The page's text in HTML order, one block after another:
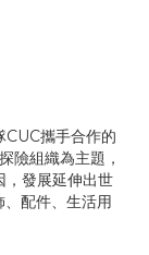
CUC攜手合作的
險組織為主題，
，發展延伸出世
配件、生活用